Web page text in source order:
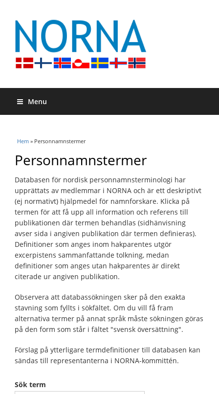
Menu
Du är här
Hem » Personnamnstermer
Personnamnstermer
Databasen för nordisk personnamnsterminologi har
upprättats av medlemmar i NORNA och är ett deskriptivt
(ej normativt) hjälpmedel för namnforskare. Klicka på
termen för att få upp all information och referens till
publikationen där termen behandlas (sidhänvisning
avser sida i angiven publikation där termen definieras).
Definitioner som anges inom hakparentes utgör
excerpistens sammanfattande tolkning, medan
definitioner som anges utan hakparentes är direkt
citerade ur angiven publikation.
Observera att databassökningen sker på den exakta
stavning som fyllts i sökfältet. Om du vill få fram
alternativa termer på annat språk måste sökningen göras
på den form som står i fältet "svensk översättning".
Förslag på ytterligare termdefinitioner till databasen kan
sändas till representanterna i NORNA-kommittén.
Sök term